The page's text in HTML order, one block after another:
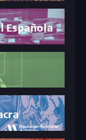
Española